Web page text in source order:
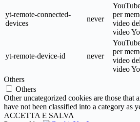
yt-remote-connected-
devices
never
per
video
video
yt-remote-device-id never
per
video
video
Others
Others
Other uncategorized cookies are those that
have not been classified into a category as
ACCETTA E SALVA